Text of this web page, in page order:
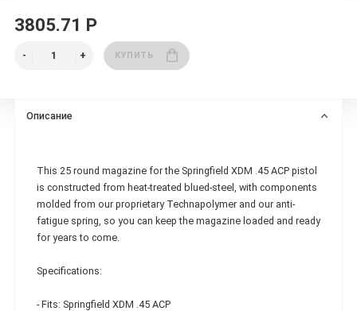
3805.71 Р
КУПИТЬ
Описание
This 25 round magazine for the Springfield XDM .45 ACP pistol
is constructed from heat-treated blued-steel, with components
molded from our proprietary Technapolymer and our anti-
fatigue spring, so you can keep the magazine loaded and ready
for years to come.
Specifications:
- Fits: Springfield XDM .45 ACP